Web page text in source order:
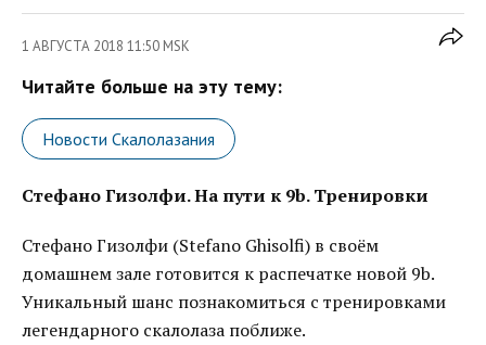
1 АВГУСТА 2018 11:50 MSK
Читайте больше на эту тему:
Новости Скалолазания
Стефано Гизолфи. На пути к 9b. Тренировки
Стефано Гизолфи (Stefano Ghisolfi) в своём
домашнем зале готовится к распечатке новой 9b.
Уникальный шанс познакомиться с тренировками
легендарного скалолаза поближе.